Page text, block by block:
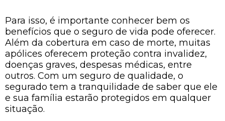
Para isso, é importante conhecer bem os
benefícios que o seguro de vida pode oferecer.
Além da cobertura em caso de morte, muitas
apólices oferecem proteção contra invalidez,
doenças graves, despesas médicas, entre
outros. Com um seguro de qualidade, o
segurado tem a tranquilidade de saber que ele
e sua família estarão protegidos em qualquer
situação.